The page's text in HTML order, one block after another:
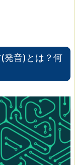
(発音)とは？何